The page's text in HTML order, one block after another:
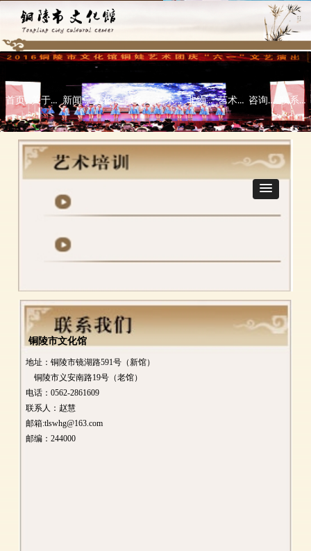
首页 关于本馆 新闻中心 文化活动 服务指南 艺术培训 非物质文化遗产 艺术欣赏 咨询指导\意见反馈栏 联系我们
铜陵市文化馆
地址：铜陵市镜湖路591号（新馆）
铜陵市义安南路19号（老馆）
电话：0562-2861609
联系人：赵慧
邮箱:tlswhg@163.com
邮编：244000